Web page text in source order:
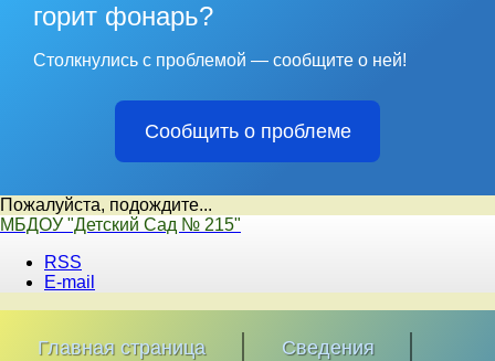
горит фонарь?
Столкнулись с проблемой — сообщите о ней!
Сообщить о проблеме
Пожалуйста, подождите...
Перейти
содержимому
МБДОУ "Детский Сад № 215"
RSS
E-mail
Главная страница Сведения